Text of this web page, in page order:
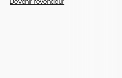
Devenir revendeur